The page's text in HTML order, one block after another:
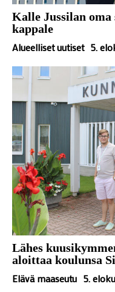
Kalle Jussilan
kappale
Alueelliset uutiset 5.
Lähes
aloittaa koulunsa
Elävä maaseutu 5.